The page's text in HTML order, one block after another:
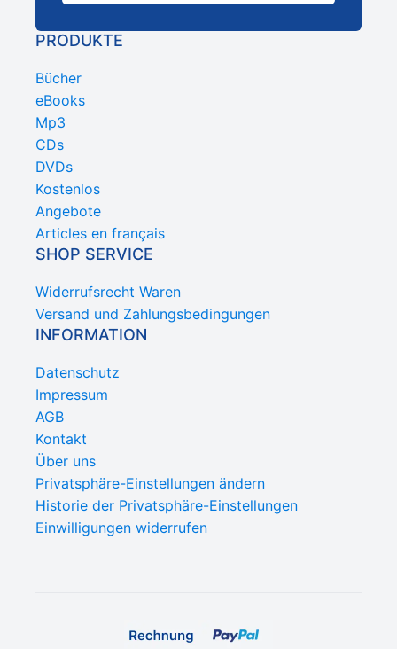
PRODUKTE
Bücher
eBooks
Mp3
CDs
DVDs
Kostenlos
Angebote
Articles en français
SHOP SERVICE
Widerrufsrecht Waren
Versand und Zahlungsbedingungen
INFORMATION
Datenschutz
Impressum
AGB
Kontakt
Über uns
Privatsphäre-Einstellungen ändern
Historie der Privatsphäre-Einstellungen
Einwilligungen widerrufen